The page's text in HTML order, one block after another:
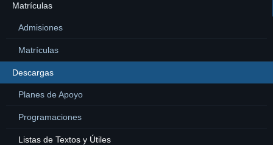
Matrículas
Admisiones
Matrículas
Descargas
Planes de Apoyo
Programaciones
Listas de Textos y Útiles